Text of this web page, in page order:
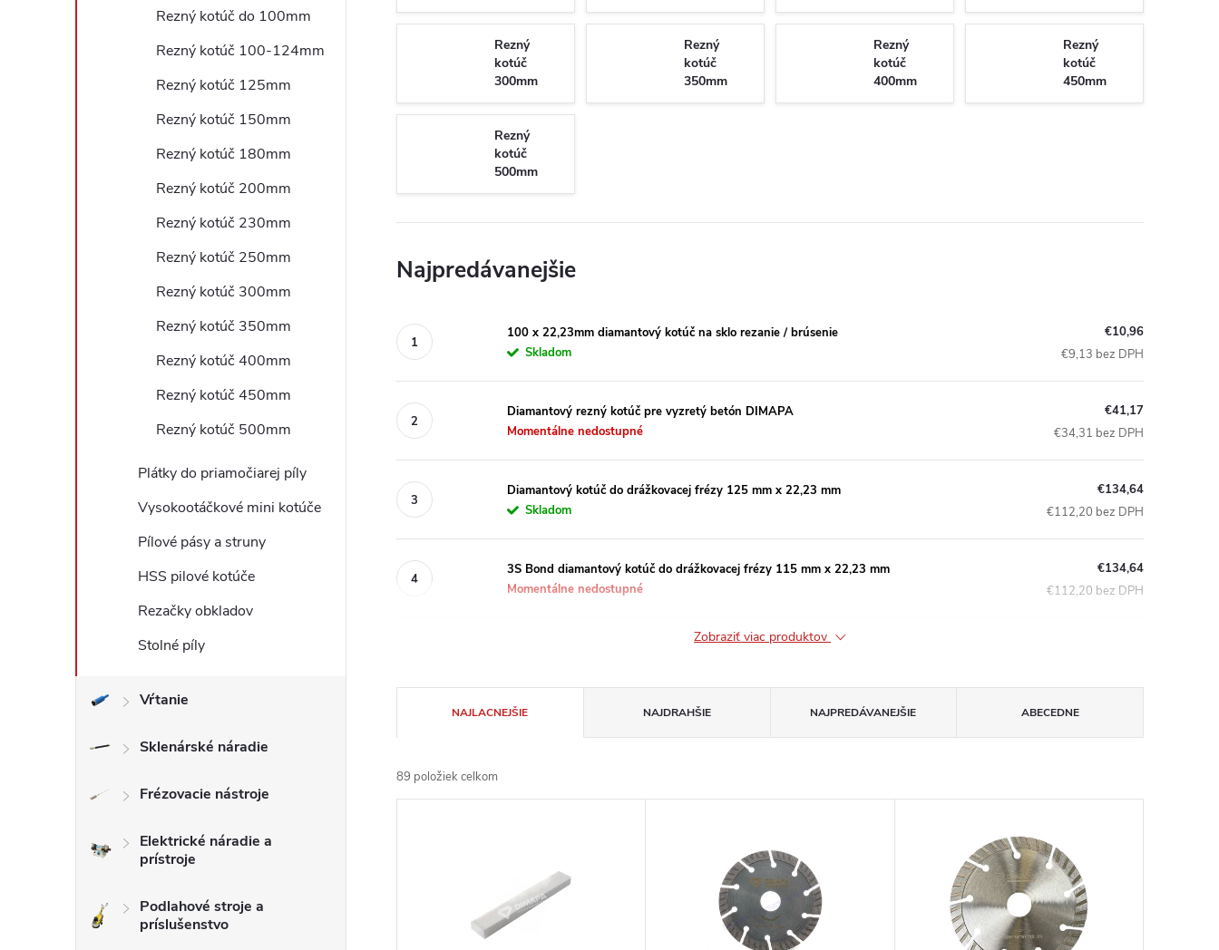
Rezný kotúč do 100mm
Rezný kotúč 100-124mm
Rezný kotúč 125mm
Rezný kotúč 150mm
Rezný kotúč 180mm
Rezný kotúč 200mm
Rezný kotúč 230mm
Rezný kotúč 250mm
Rezný kotúč 300mm
Rezný kotúč 350mm
Rezný kotúč 400mm
Rezný kotúč 450mm
Rezný kotúč 500mm
Plátky do priamočiarej píly
Vysokootáčkové mini kotúče
Pílové pásy a struny
HSS pilové kotúče
Rezačky obkladov
Stolné píly
Vŕtanie
Sklenárské náradie
Frézovacie nástroje
Elektrické náradie a
prístroje
Podlahové stroje a
príslušenstvo
Rezný
kotúč
300mm
Rezný
kotúč
350mm
Rezný
kotúč
400mm
Rezný
kotúč
450mm
Rezný
kotúč
500mm
Najpredávanejšie
100 x 22,23mm diamantový kotúč na sklo rezanie / brúsenie
Skladom
€10,96
€9,13 bez DPH
Diamantový rezný kotúč pre vyzretý betón DIMAPA
Momentálne nedostupné
€41,17
€34,31 bez DPH
Diamantový kotúč do drážkovacej frézy 125 mm x 22,23 mm
Skladom
€134,64
€112,20 bez DPH
3S Bond diamantový kotúč do drážkovacej frézy 115 mm x 22,23 mm
Momentálne nedostupné
€134,64
€112,20 bez DPH
Zobraziť viac produktov
a
d
NAJLACNEJŠIE NAJDRAHŠIE NAJPREDÁVANEJŠIE ABECEDNE
89 položiek celkom